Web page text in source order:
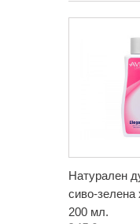
Натурален
сиво-зелена
200 мл.